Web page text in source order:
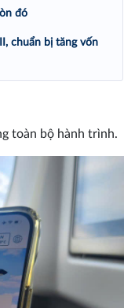
đó
chuẩn bị tăng vốn
toàn bộ hành trình.